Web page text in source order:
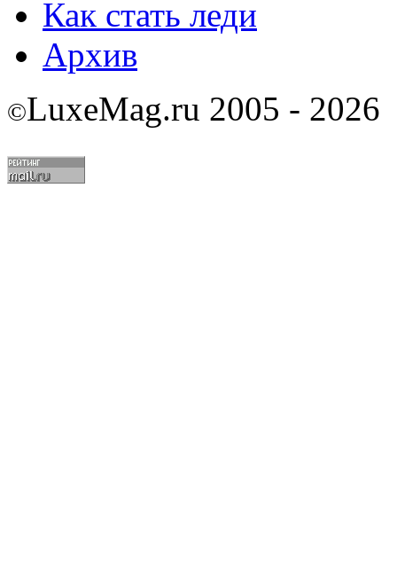
Как стать леди
Архив
©LuxeMag.ru 2005 - 2026